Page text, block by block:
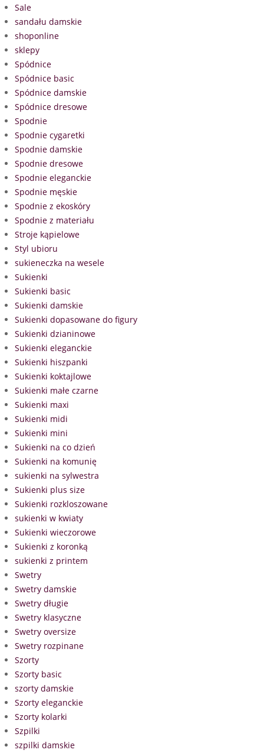
Sale
sandału damskie
shoponline
sklepy
Spódnice
Spódnice basic
Spódnice damskie
Spódnice dresowe
Spodnie
Spodnie cygaretki
Spodnie damskie
Spodnie dresowe
Spodnie eleganckie
Spodnie męskie
Spodnie z ekoskóry
Spodnie z materiału
Stroje kąpielowe
Styl ubioru
sukieneczka na wesele
Sukienki
Sukienki basic
Sukienki damskie
Sukienki dopasowane do figury
Sukienki dzianinowe
Sukienki eleganckie
Sukienki hiszpanki
Sukienki koktajlowe
Sukienki małe czarne
Sukienki maxi
Sukienki midi
Sukienki mini
Sukienki na co dzień
Sukienki na komunię
sukienki na sylwestra
Sukienki plus size
Sukienki rozkloszowane
sukienki w kwiaty
Sukienki wieczorowe
Sukienki z koronką
sukienki z printem
Swetry
Swetry damskie
Swetry długie
Swetry klasyczne
Swetry oversize
Swetry rozpinane
Szorty
Szorty basic
szorty damskie
Szorty eleganckie
Szorty kolarki
Szpilki
szpilki damskie